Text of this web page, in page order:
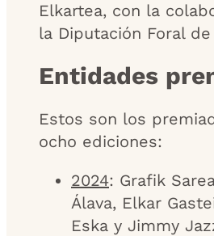
Elkartea, con la
la Diputación Foral de
Entidades
Estos son los
ocho ediciones:
2024: Grafik
Álava, Elkar
Eska y Jimmy